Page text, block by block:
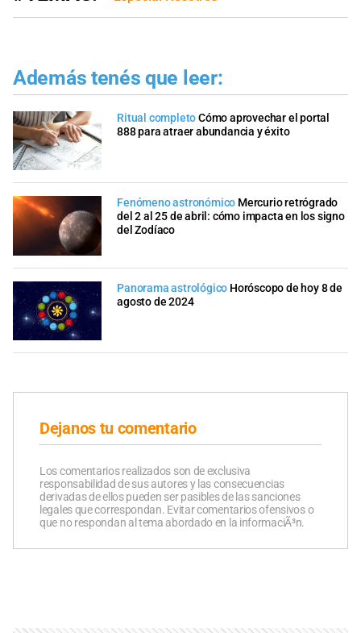
Además tenés que leer:
Ritual completoCómo aprovechar el portal
888 para atraer abundancia y éxito
Fenómeno astronómico Mercurio retrógrado
del 2 al 25 de abril: cómo impacta en los signo
del Zodíaco
Panorama astrológico Horóscopo de hoy 8 de
agosto de 2024
Dejanos tu comentario
Los comentarios realizados son de exclusiva
responsabilidad de sus autores y las consecuencias
derivadas de ellos pueden ser pasibles de las sanciones
legales que correspondan. Evitar comentarios ofensivos o
que no respondan al tema abordado en la informaciÃ³n.